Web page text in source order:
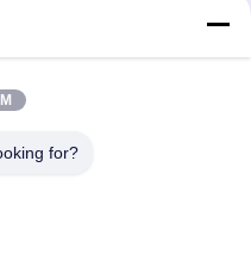
heated del
essiccatori
Heatless del sistema 5-
for?